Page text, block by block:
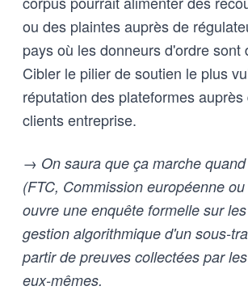
ou des plaintes auprès de
pays où les donneurs d'ordre sont
Cibler le pilier de soutien le plus
réputation des plateformes
clients entreprise.
→ On saura que ça marche
(FTC, Commission européenne
ouvre une enquête formelle sur
gestion algorithmique d'un sous-
partir de preuves collectées par
eux-mêmes.